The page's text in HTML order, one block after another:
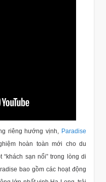
riêng hướng vịnh, Paradise
hoàn toàn mới cho du
sạn nổi” trong lòng di
bao gồm các hoạt động